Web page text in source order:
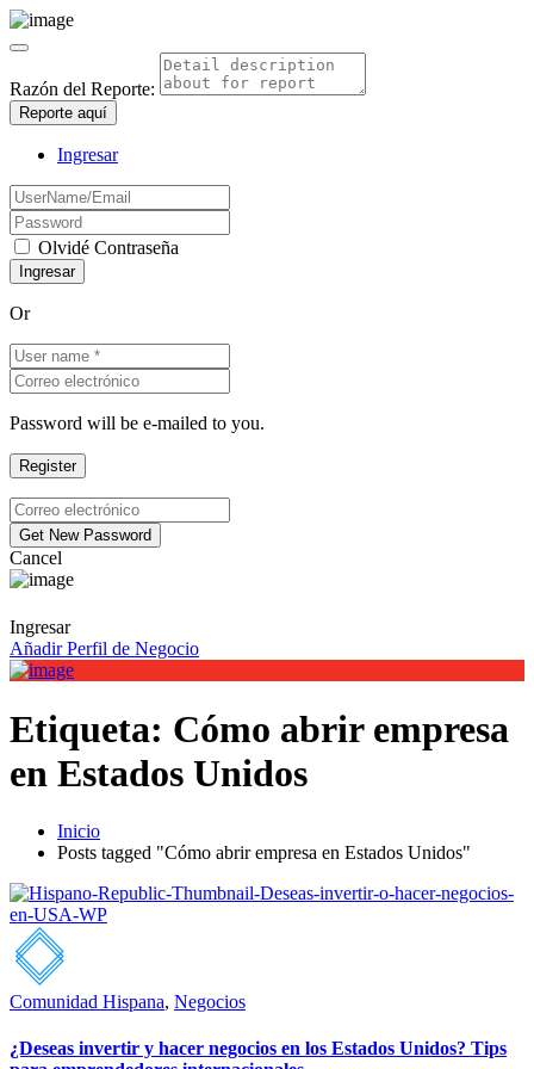
Razón del Reporte:
Reporte aquí
Ingresar
Olvidé Contraseña
Or
Password will be e-mailed to you.
Cancel
Ingresar
Añadir Perfil de Negocio
Etiqueta: Cómo abrir empresa
en Estados Unidos
Inicio
Posts tagged "Cómo abrir empresa en Estados Unidos"
Comunidad Hispana, Negocios
¿Deseas invertir y hacer negocios en los Estados Unidos? Tips